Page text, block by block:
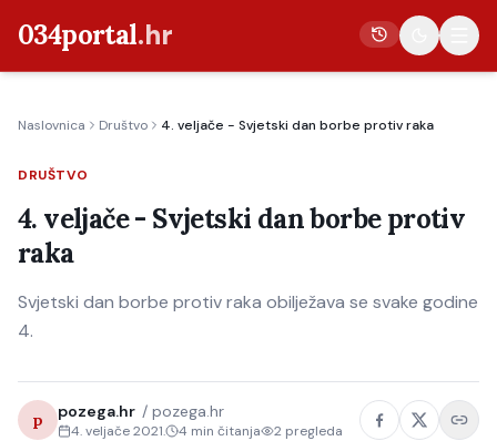
034portal.hr
Crna kronika
Poljoprivreda
Politika
Gospodarstvo
Život
Kultura
Sport
Naslovnica Društvo 4. veljače - Svjetski dan borbe protiv raka
DRUŠTVO
4. veljače - Svjetski dan borbe protiv
raka
Svjetski dan borbe protiv raka obilježava se svake godine
4.
p pozega.hr / pozega.hr
4. veljače 2021. 4 min čitanja 2 pregleda